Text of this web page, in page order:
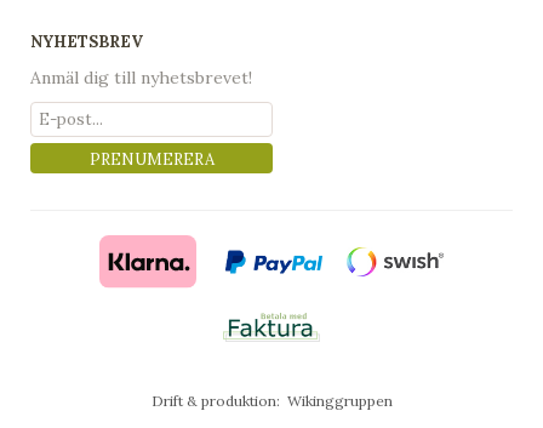
NYHETSBREV
Anmäl dig till nyhetsbrevet!
PRENUMERERA
Drift & produktion: Wikinggruppen